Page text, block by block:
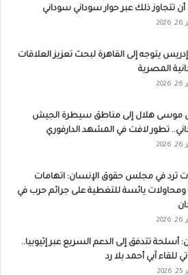
تتجاوز ذلك عبر حوار سوداني سوداني
يتوجه إلى القاهرة لبحث تعزيز العلاقات
المصرية
موسى هلال إلى مناطق سيطرة الجيش
تطور لافت في المشهد الدارفوري
ترد في مجلس حقوق الإنسان: اتهامات
ومحاولات يائسة للتغطية على جرائم حرب في
أسلحة تتدفق إلى الدعم السريع عبر إثيوبيا..
للقاء آبي أحمد بلا رد